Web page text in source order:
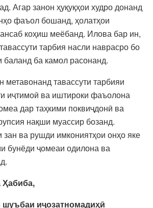
Агар занон ҳуқуқҳои худро донанд
фаъол бошанд, ҳолатҳои
коҳиш меёбанд. Илова бар ин,
тарбия насли наврасро бо
баланд ба камол расонанд.
тавассути тарбияи
иҷтимоӣ ва иштироки фаъолона
дар таҳкими поквиҷдонӣ ва
нақши муассир бозанд.
зан ва рушди имкониятҳои онҳо яке
бунёди ҷомеаи одилона ва
иҷозатномадиҳӣ